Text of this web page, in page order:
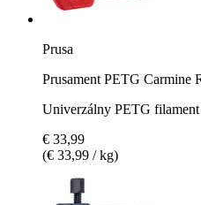
Prusa
Prusament PETG Carmine
Univerzálny PETG filament
€ 33,99
(€ 33,99 / kg)